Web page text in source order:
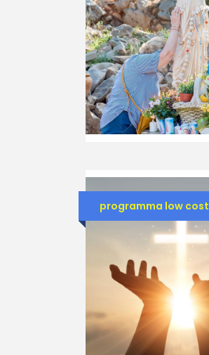
programma low cost